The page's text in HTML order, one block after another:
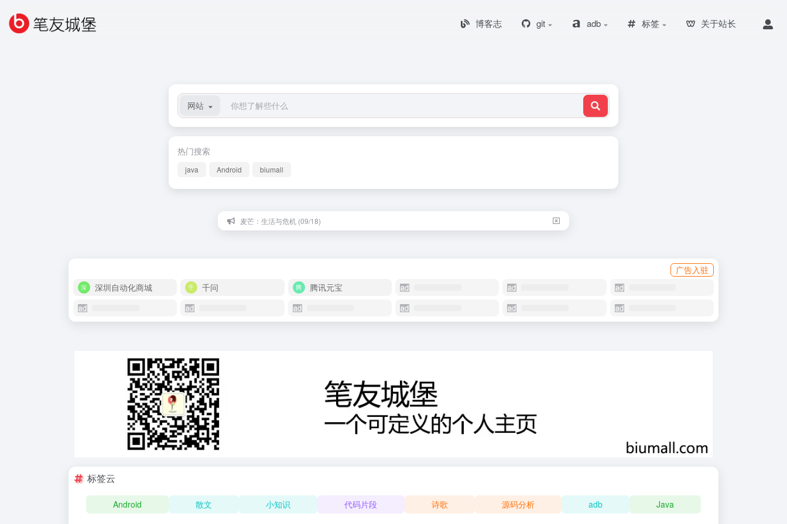
博客志 git adb 标签 关于站长
网站
热门搜索
java Android biumall
麦芒：生活与危机 (09/18)
广告入驻
深圳自动化商城
千问 腾讯元宝
标签云
Android 散文 小知识 代码片段 诗歌 源码分析 adb Java